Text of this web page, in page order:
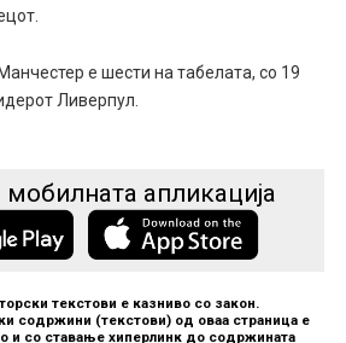
е шести на табелата, со 19
Ливерпул.
мобилната апликација
текстови е казниво со закон.
содржини (текстови) од оваа страница е
и со ставање хиперлинк до содржината